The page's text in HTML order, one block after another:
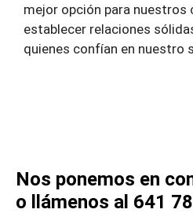
mejor opción para nuestros
establecer relaciones
quienes confían en nuestro
Nos ponemos en
o llámenos al 641